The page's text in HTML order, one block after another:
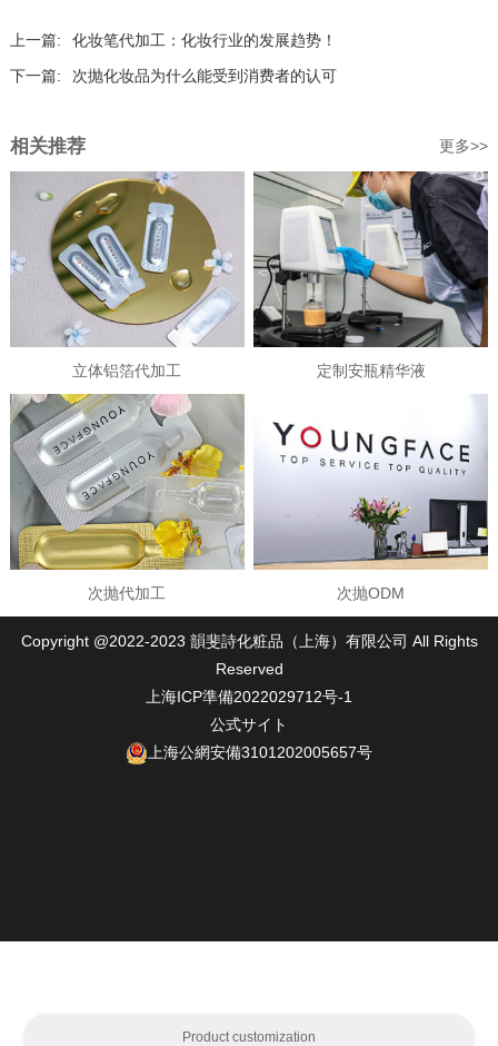
上一篇:
化妆笔代加工：化妆行业的发展趋势！
下一篇:
次抛化妆品为什么能受到消费者的认可
相关推荐 更多>>
立体铝箔代加工 定制安瓶精华液
次抛代加工 次抛ODM
Copyright @2022-2023 韻斐詩化粧品（上海）有限公司 All Rights
Reserved
上海ICP準備2022029712号-1
公式サイト
上海公網安備3101202005657号
Product customization